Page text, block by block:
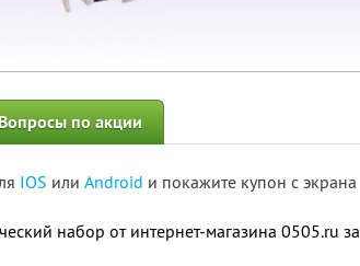
Вопросы по акции
IOS или Android и покажите купон с экрана
набор от интернет-магазина 0505.ru за